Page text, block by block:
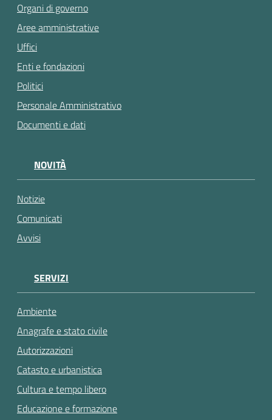
Organi di governo
Aree amministrative
Uffici
Enti e fondazioni
Politici
Personale Amministrativo
Documenti e dati
NOVITÀ
Notizie
Comunicati
Avvisi
SERVIZI
Ambiente
Anagrafe e stato civile
Autorizzazioni
Catasto e urbanistica
Cultura e tempo libero
Educazione e formazione